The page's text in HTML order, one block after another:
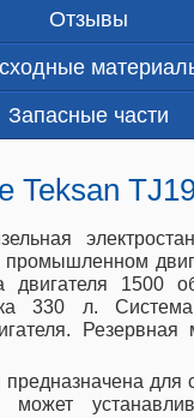
Отзывы
Запасные части
Teksan
двигателя 1500
330 л. Система
Резервная
предназначена для